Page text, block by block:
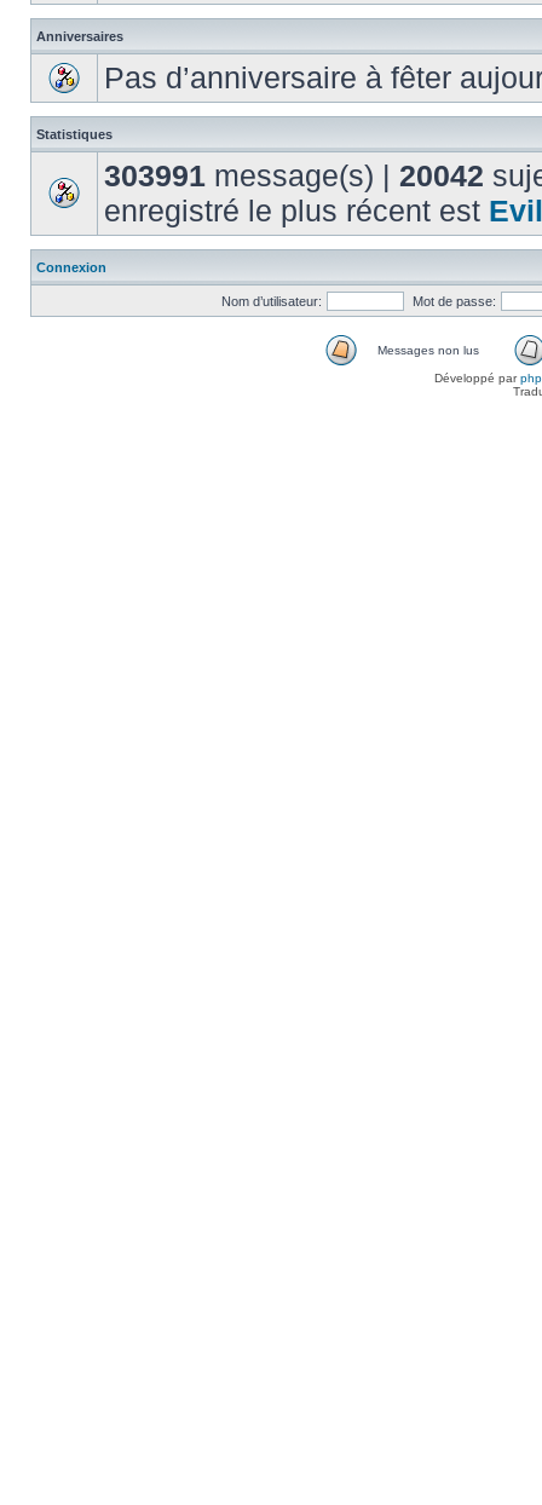
Anniversaires
Pas d’anniversaire à fêter
Statistiques
303991 message(s) | 20042
enregistré le plus récent est Evil
Connexion
Nom d’utilisateur: Mot de passe:
Messages non lus
Développé par